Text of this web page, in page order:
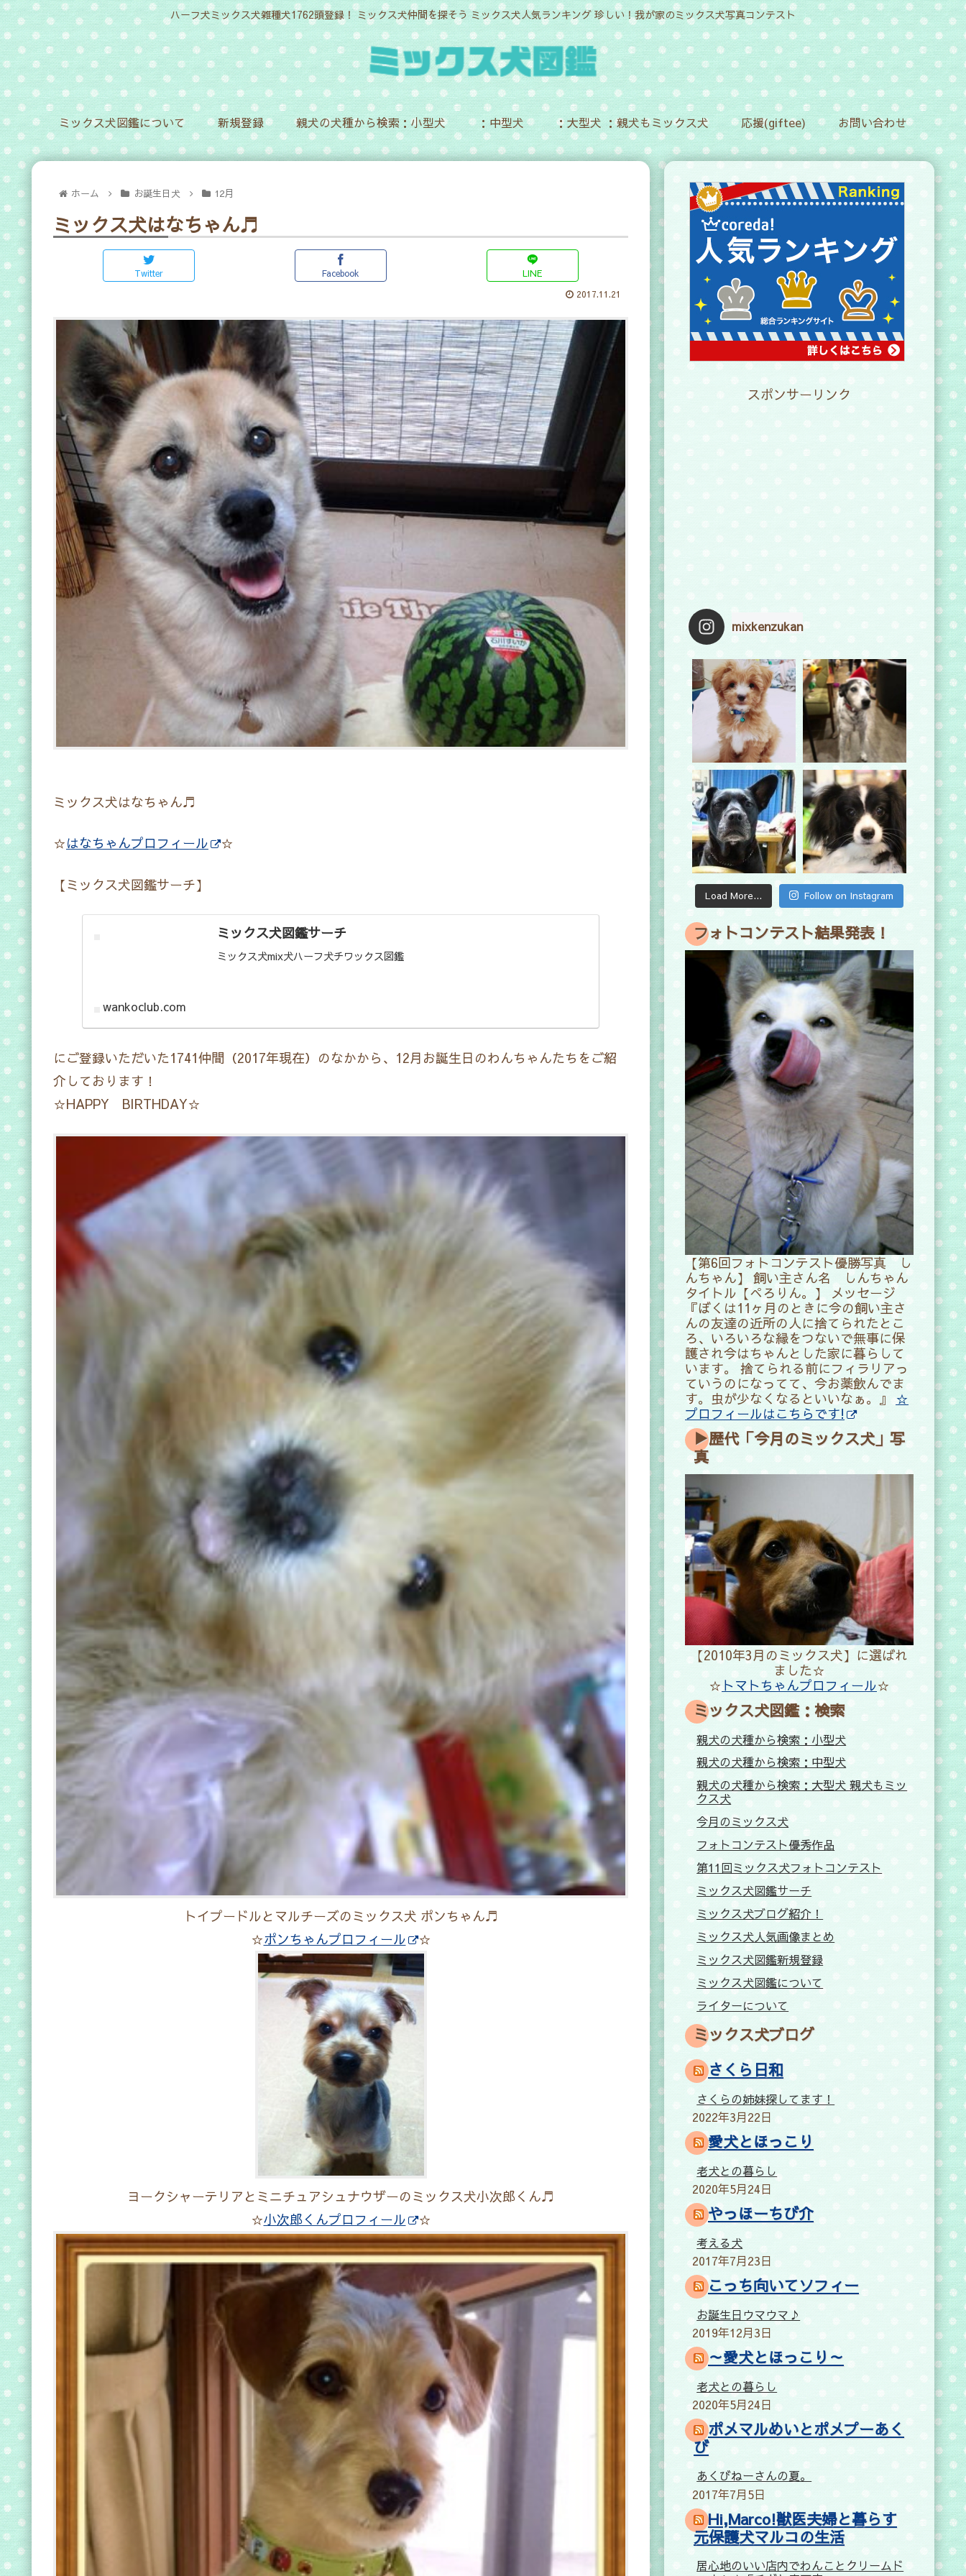
ハーフ犬ミックス犬雑種犬1762頭登録！ ミックス犬仲間を探そう ミックス犬人気ランキング 珍しい！我が家のミックス犬写真コンテスト
ミックス犬図鑑について 新規登録 親犬の犬種から検索：小型犬 ：中型犬 ：大型犬 ：親犬もミックス犬 応援(giftee) お問い合わせ
ホーム お誕生日犬 12月
ミックス犬はなちゃん♬
Twitter Facebook LINE
2017.11.21
ミックス犬はなちゃん♬
☆はなちゃんプロフィール ☆
【ミックス犬図鑑サーチ】
ミックス犬図鑑サーチ
ミックス犬mix犬ハーフ犬チワックス図鑑
wankoclub.com
にご登録いただいた1741仲間（2017年現在）のなかから、12月お誕生日のわんちゃんたちをご紹
介しております！
☆HAPPY BIRTHDAY☆
トイプードルとマルチーズのミックス犬 ポンちゃん♬
☆ポンちゃんプロフィール ☆
ヨークシャーテリアとミニチュアシュナウザーのミックス犬小次郎くん♬
☆小次郎くんプロフィール ☆
スポンサーリンク
mixkenzukan
Load More... Follow on Instagram
フォトコンテスト結果発表！
【第6回フォトコンテスト優勝写真 し
んちゃん】 飼い主さん名 しんちゃん
タイトル【ぺろりん。】
メッセージ
『ぼくは11ヶ月のときに今の飼い主さ
んの友達の近所の人に捨てられたとこ
ろ、いろいろな縁をつないで無事に保
護され今はちゃんとした家に暮らして
います。 捨てられる前にフィラリアっ
ていうのになってて、今お薬飲んでま
す。虫が少なくなるといいなぁ。』☆
プロフィールはこちらです!
▶歴代「今月のミックス犬」写
真
【2010年3月のミックス犬】に選ばれ
ました☆
☆トマトちゃんプロフィール☆
ミックス犬図鑑：検索
親犬の犬種から検索：小型犬
親犬の犬種から検索：中型犬
親犬の犬種から検索：大型犬 親犬もミッ
クス犬
今月のミックス犬
フォトコンテスト優秀作品
第11回ミックス犬フォトコンテスト
ミックス犬図鑑サーチ
ミックス犬ブログ紹介！
ミックス犬人気画像まとめ
ミックス犬図鑑新規登録
ミックス犬図鑑について
ライターについて
ミックス犬ブログ
さくら日和
さくらの姉妹探してます！
2022年3月22日
愛犬とほっこり
老犬との暮らし
2020年5月24日
やっほーちび介
考える犬
2017年7月23日
こっち向いてソフィー
お誕生日ウマウマ♪
2019年12月3日
～愛犬とほっこり～
老犬との暮らし
2020年5月24日
ポメマルめいとポメプーあく
び
あくびねーさんの夏。
2017年7月5日
Hi,Marco!獣医夫婦と暮らす
元保護犬マルコの生活
居心地のいい店内でわんことクリームド